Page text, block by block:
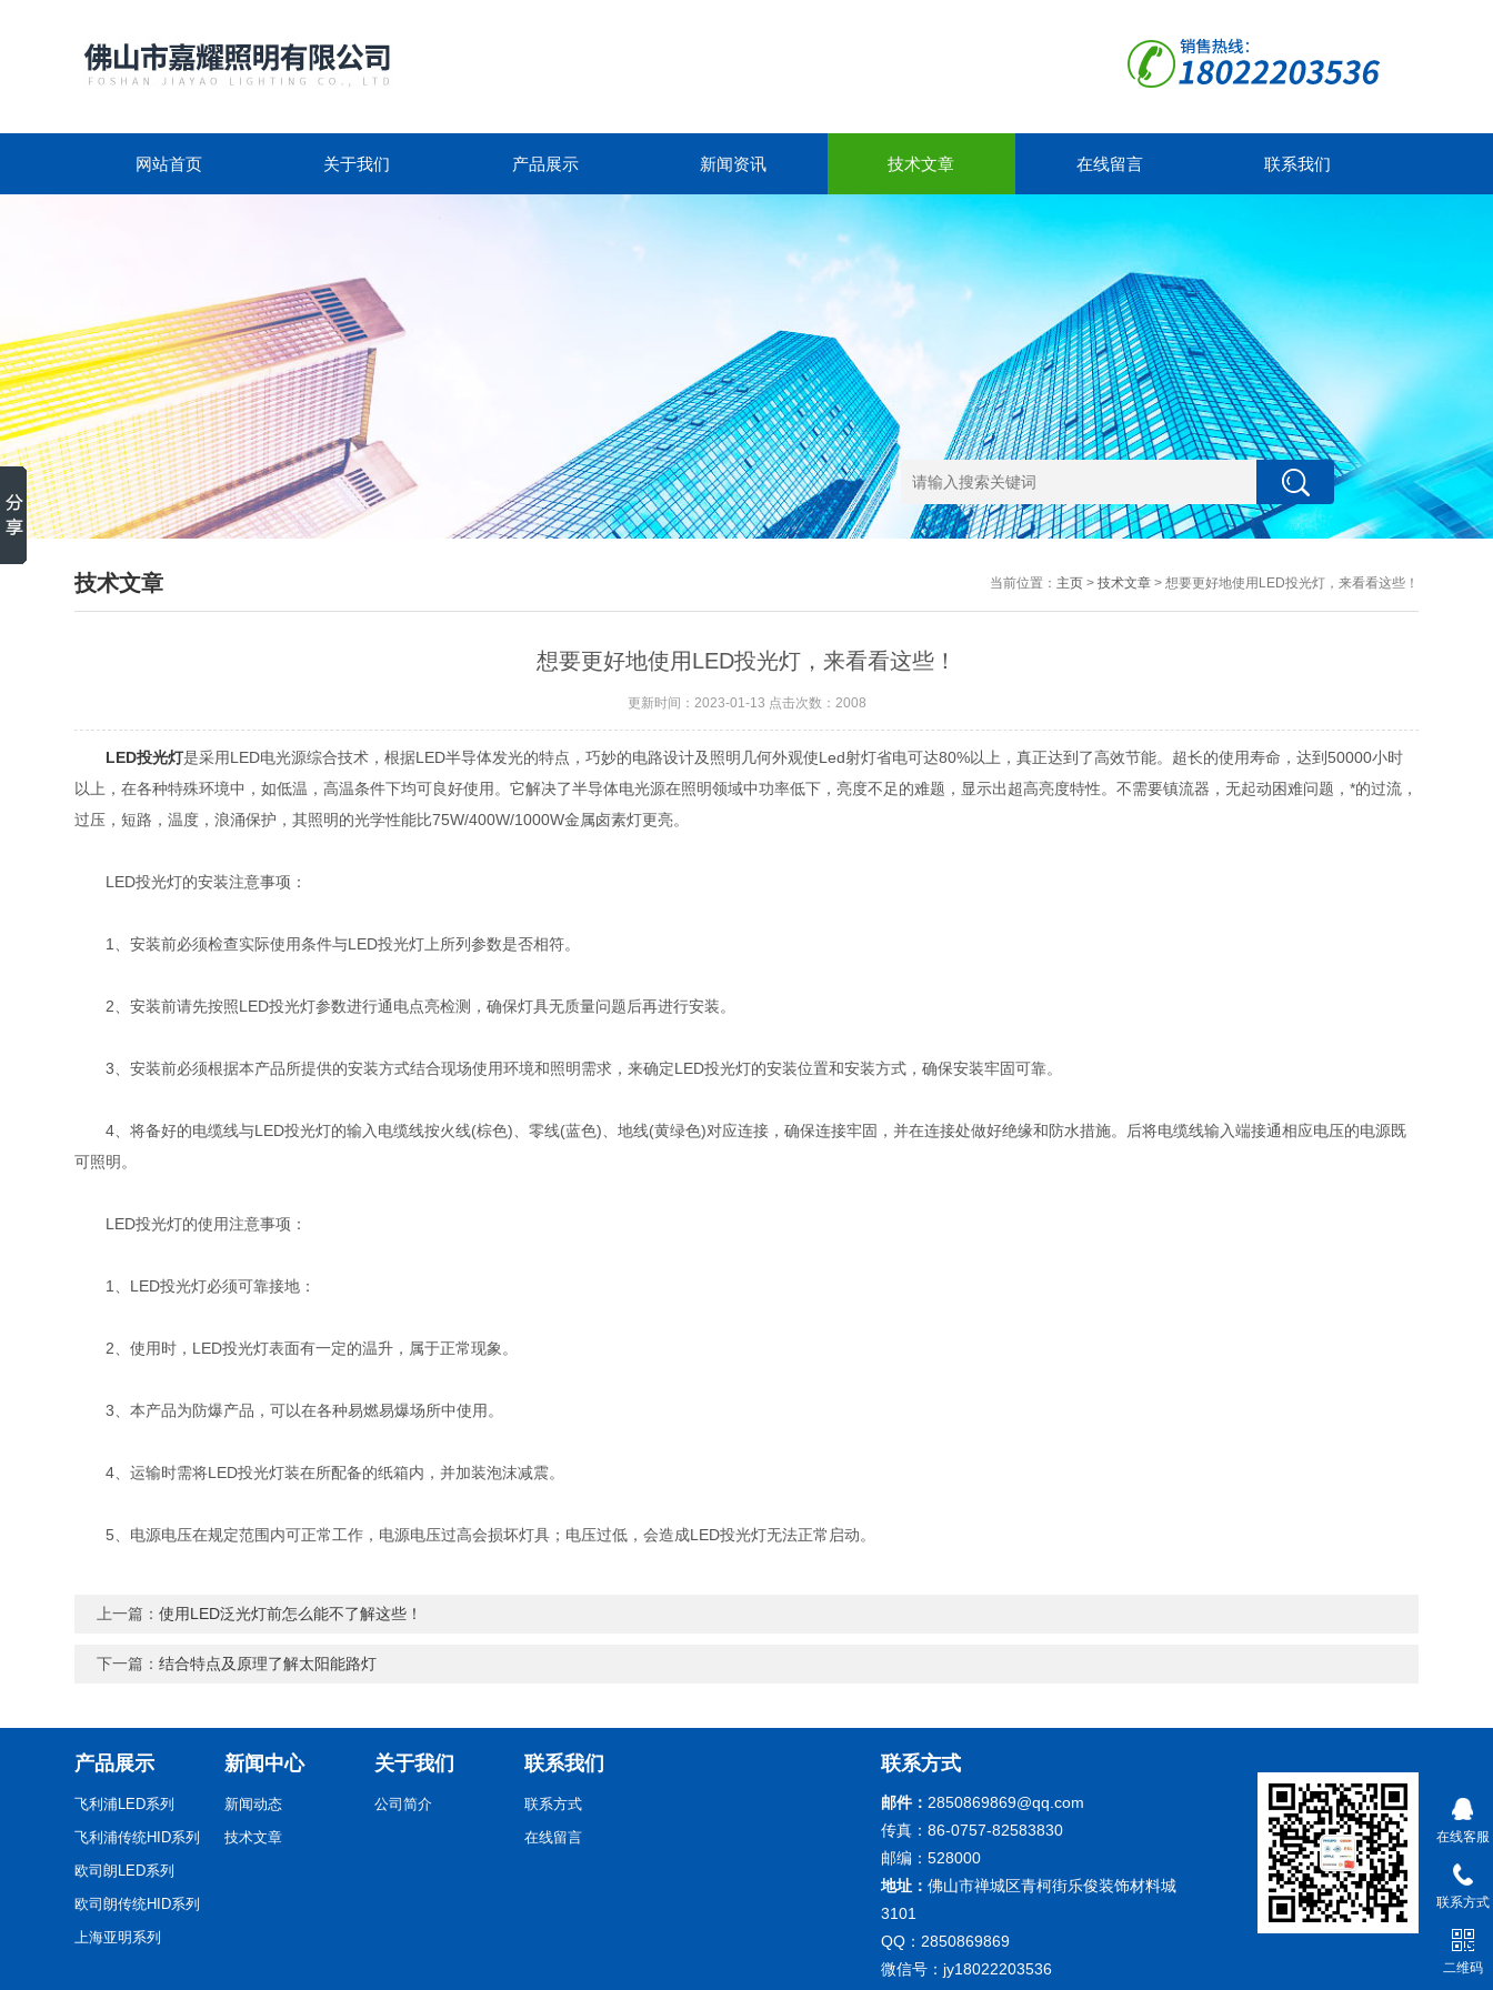
网站首页 关于我们 产品展示 新闻资讯 技术文章 在线留言 联系我们
技术文章 当前位置： 主页> 技术文章> 想要更好地使用LED投光灯，来看看这些！
想要更好地使用LED投光灯，来看看这些！
更新时间：2023-01-13 点击次数：2008
LED投光灯是采用LED电光源综合技术，根据LED半导体发光的特点，巧妙的电路设计及照明几何外观使Led射灯省电可达80%以上，真正达到了高效节能。超长的使用寿命，达到50000小时
以上，在各种特殊环境中，如低温，高温条件下均可良好使用。它解决了半导体电光源在照明领域中功率低下，亮度不足的难题，显示出超高亮度特性。不需要镇流器，无起动困难问题，*的过流，
过压，短路，温度，浪涌保护，其照明的光学性能比75W/400W/1000W金属卤素灯更亮。
LED投光灯的安装注意事项：
1、安装前必须检查实际使用条件与LED投光灯上所列参数是否相符。
2、安装前请先按照LED投光灯参数进行通电点亮检测，确保灯具无质量问题后再进行安装。
3、安装前必须根据本产品所提供的安装方式结合现场使用环境和照明需求，来确定LED投光灯的安装位置和安装方式，确保安装牢固可靠。
4、将备好的电缆线与LED投光灯的输入电缆线按火线(棕色)、零线(蓝色)、地线(黄绿色)对应连接，确保连接牢固，并在连接处做好绝缘和防水措施。后将电缆线输入端接通相应电压的电源既
可照明。
LED投光灯的使用注意事项：
1、LED投光灯必须可靠接地：
2、使用时，LED投光灯表面有一定的温升，属于正常现象。
3、本产品为防爆产品，可以在各种易燃易爆场所中使用。
4、运输时需将LED投光灯装在所配备的纸箱内，并加装泡沫减震。
5、电源电压在规定范围内可正常工作，电源电压过高会损坏灯具；电压过低，会造成LED投光灯无法正常启动。
上一篇：使用LED泛光灯前怎么能不了解这些！
下一篇：结合特点及原理了解太阳能路灯
产品展示
飞利浦LED系列
飞利浦传统HID系列
欧司朗LED系列
欧司朗传统HID系列
上海亚明系列
新闻中心
新闻动态
技术文章
关于我们
公司简介
联系我们
联系方式
在线留言
联系方式
邮件： 2850869869@qq.com
传真：86-0757-82583830
邮编：528000
地址： 佛山市禅城区青柯街乐俊装饰材料城
3101
QQ：2850869869
微信号：jy18022203536
在线客服
联系方式
二维码